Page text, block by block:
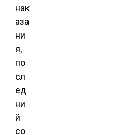
нак
аза
ни
я,
по
сл
ед
ни
й
со